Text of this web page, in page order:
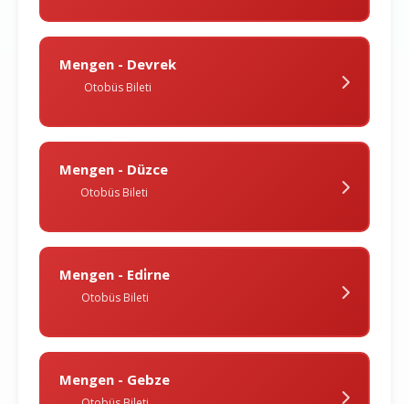
Mengen - Devrek
Otobüs Bileti
Mengen - Düzce
Otobüs Bileti
Mengen - Edi̇rne
Otobüs Bileti
Mengen - Gebze